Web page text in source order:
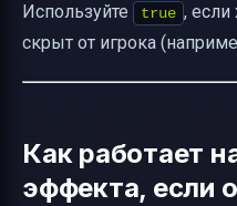
Используйте true ,
скрыт от игрока
Как работает
эффекта, если